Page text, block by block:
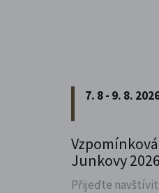
7. 8 - 9. 8.
Junkovy 2026
Přijeďte